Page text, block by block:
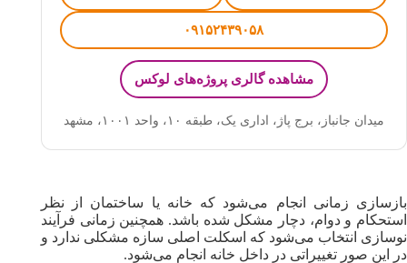
۰۹۱۵۲۴۳۹۰۵۸
مشاهده گالری پروژه‌های لوکس
میدان جانباز، برج پاژ، اداری یک، طبقه ۱۰، واحد ۱۰۰۱ ، مشهد
بازسازی زمانی انجام می‌شود که خانه یا ساختمان از نظر
استحکام و دوام، دچار مشکل شده باشد. همچنین زمانی فرآیند
نوسازی انتخاب می‌شود که اسکلت اصلی سازه مشکلی ندارد و
در این صور تغییراتی در داخل خانه انجام می‌شود.